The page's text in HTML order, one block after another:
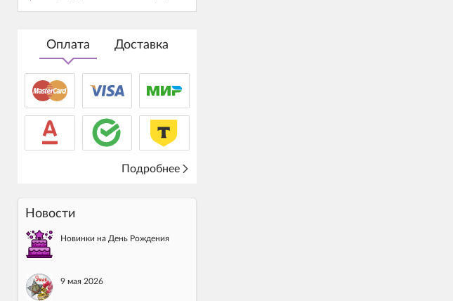
Оплата Доставка
Подробнее
Новости
Новинки на День Рождения
9 мая 2026